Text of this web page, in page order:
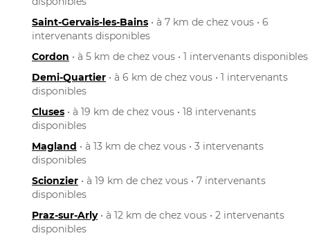
Saint-Gervais-les-Bains • à 7 km de chez vous • 6
intervenants disponibles
Cordon • à 5 km de chez vous • 1 intervenants disponibles
Demi-Quartier • à 6 km de chez vous • 1 intervenants
disponibles
Cluses • à 19 km de chez vous • 18 intervenants
disponibles
Magland • à 13 km de chez vous • 3 intervenants
disponibles
Scionzier • à 19 km de chez vous • 7 intervenants
disponibles
Praz-sur-Arly• à 12 km de chez vous • 2 intervenants
disponibles